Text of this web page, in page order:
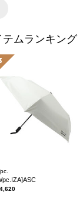
ムランキング